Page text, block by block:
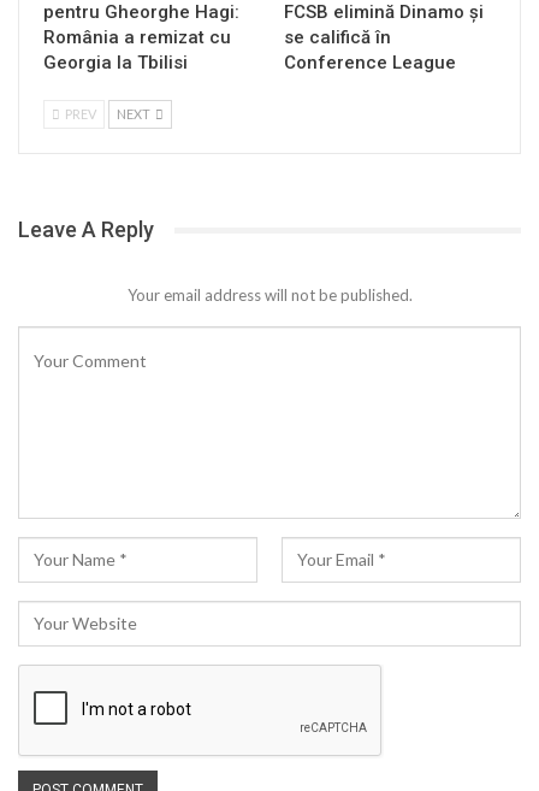
pentru Gheorghe Hagi:
România a remizat cu
Georgia la Tbilisi
FCSB elimină Dinamo și
se califică în
Conference League
PREV NEXT
Leave A Reply
Your email address will not be published.